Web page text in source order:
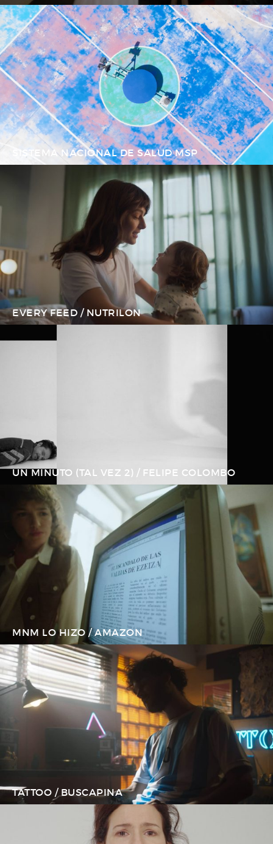
SISTEMA NACIONAL DE SALUD MSP
EVERY FEED / NUTRILON
UN MINUTO (TAL VEZ 2) / FELIPE COLOMBO
MNM LO HIZO / AMAZON
TATTOO / BUSCAPINA